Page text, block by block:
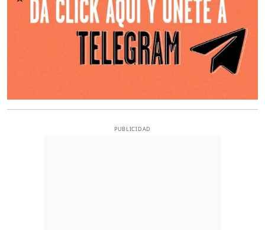
PUBLICIDAD